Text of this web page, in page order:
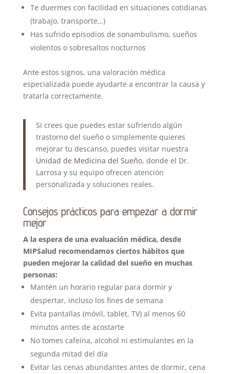
Te duermes con facilidad en situaciones cotidianas
(trabajo, transporte…)
Has sufrido episodios de sonambulismo, sueños
violentos o sobresaltos nocturnos
Ante estos signos, una valoración médica
especializada puede ayudarte a encontrar la causa y
tratarla correctamente.
Si crees que puedes estar sufriendo algún
trastorno del sueño o simplemente quieres
mejorar tu descanso, puedes visitar nuestra
Unidad de Medicina del Sueño, donde el Dr.
Larrosa y su equipo ofrecen atención
personalizada y soluciones reales.
Consejos prácticos para empezar a dormir
mejor
A la espera de una evaluación médica, desde
MIPSalud recomendamos ciertos hábitos que
pueden mejorar la calidad del sueño en muchas
personas:
Mantén un horario regular para dormir y
despertar, incluso los fines de semana
Evita pantallas (móvil, tablet, TV) al menos 60
minutos antes de acostarte
No tomes cafeína, alcohol ni estimulantes en la
segunda mitad del día
Evitar las cenas abundantes antes de dormir, cena